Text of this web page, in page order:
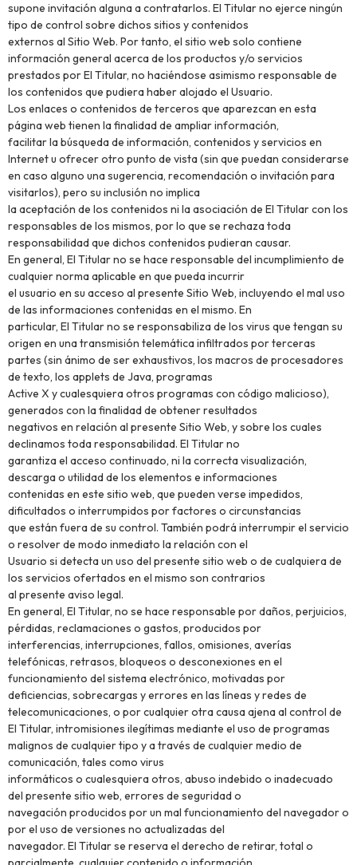
supone invitación alguna a contratarlos. El Titular no ejerce ningún
tipo de control sobre dichos sitios y contenidos
externos al Sitio Web. Por tanto, el sitio web solo contiene
información general acerca de los productos y/o servicios
prestados por El Titular, no haciéndose asimismo responsable de
los contenidos que pudiera haber alojado el Usuario.
Los enlaces o contenidos de terceros que aparezcan en esta
página web tienen la finalidad de ampliar información,
facilitar la búsqueda de información, contenidos y servicios en
Internet u ofrecer otro punto de vista (sin que puedan considerarse
en caso alguno una sugerencia, recomendación o invitación para
visitarlos), pero su inclusión no implica
la aceptación de los contenidos ni la asociación de El Titular con los
responsables de los mismos, por lo que se rechaza toda
responsabilidad que dichos contenidos pudieran causar.
En general, El Titular no se hace responsable del incumplimiento de
cualquier norma aplicable en que pueda incurrir
el usuario en su acceso al presente Sitio Web, incluyendo el mal uso
de las informaciones contenidas en el mismo. En
particular, El Titular no se responsabiliza de los virus que tengan su
origen en una transmisión telemática infiltrados por terceras
partes (sin ánimo de ser exhaustivos, los macros de procesadores
de texto, los applets de Java, programas
Active X y cualesquiera otros programas con código malicioso),
generados con la finalidad de obtener resultados
negativos en relación al presente Sitio Web, y sobre los cuales
declinamos toda responsabilidad. El Titular no
garantiza el acceso continuado, ni la correcta visualización,
descarga o utilidad de los elementos e informaciones
contenidas en este sitio web, que pueden verse impedidos,
dificultados o interrumpidos por factores o circunstancias
que están fuera de su control. También podrá interrumpir el servicio
o resolver de modo inmediato la relación con el
Usuario si detecta un uso del presente sitio web o de cualquiera de
los servicios ofertados en el mismo son contrarios
al presente aviso legal.
En general, El Titular, no se hace responsable por daños, perjuicios,
pérdidas, reclamaciones o gastos, producidos por
interferencias, interrupciones, fallos, omisiones, averías
telefónicas, retrasos, bloqueos o desconexiones en el
funcionamiento del sistema electrónico, motivadas por
deficiencias, sobrecargas y errores en las líneas y redes de
telecomunicaciones, o por cualquier otra causa ajena al control de
El Titular, intromisiones ilegítimas mediante el uso de programas
malignos de cualquier tipo y a través de cualquier medio de
comunicación, tales como virus
informáticos o cualesquiera otros, abuso indebido o inadecuado
del presente sitio web, errores de seguridad o
navegación producidos por un mal funcionamiento del navegador o
por el uso de versiones no actualizadas del
navegador. El Titular se reserva el derecho de retirar, total o